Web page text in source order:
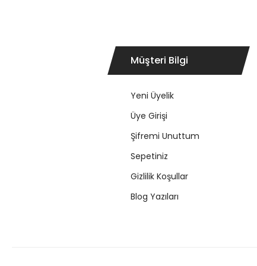
Müşteri Bilgi
Yeni Üyelik
Üye Girişi
Şifremi Unuttum
Sepetiniz
Gizlilik Koşullar
Blog Yazıları